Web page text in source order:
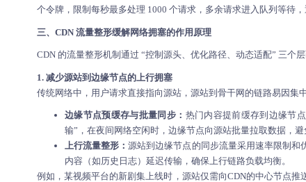
个令牌，限制每秒最多处理 1000 个请求，多余请求进入队列等待，
三、CDN 流量整形缓解网络拥塞的作用原理
CDN 的流量整形机制通过 “控制源头、优化路径、动态适配” 三个
1. 减少源站到边缘节点的上行拥塞
传统网络中，用户请求直接指向源站，源站到骨干网的链路易因集
边缘节点预缓存与批量同步： 热门内容提前缓存到边缘节
输”，在夜间网络空闲时，边缘节点向源站批量拉取数据，避
上行流量整形：源站到边缘节点的同步流量采用速率限制
内容（如历史日志）延迟传输，确保上行链路负载均衡。
例如，某视频平台的新剧集上线时，源站仅需向CDN的中心节点